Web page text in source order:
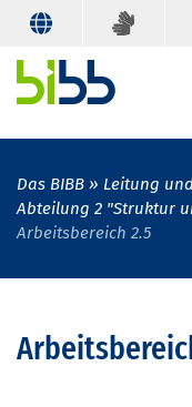
Das BIBB
Leitung
Abteilung 2 "Struktur
Arbeitsbereich 2.5